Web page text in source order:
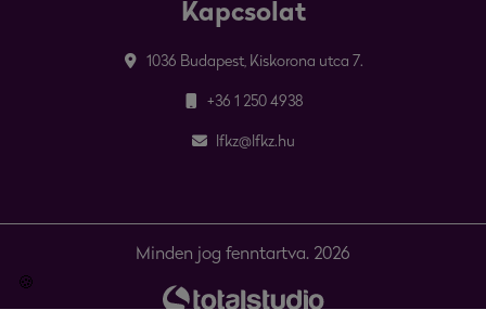
Kapcsolat
1036 Budapest, Kiskorona utca 7.
+36 1 250 4938
lfkz@lfkz.hu
Minden jog fenntartva. 2026
🍪